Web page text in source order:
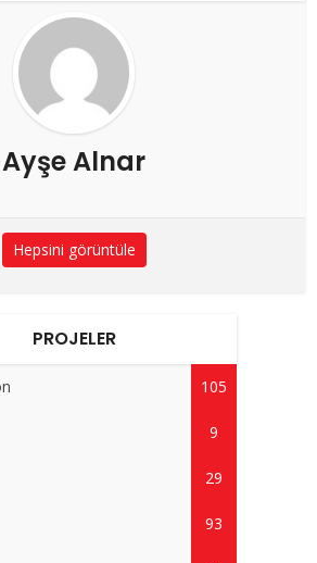
Ayşe Alnar
Hepsini görüntüle
PROJELER
105
9
29
93